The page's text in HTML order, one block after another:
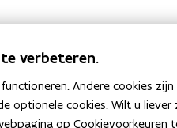
verbeteren.
Andere cookies
optionele cookies. Wilt u
op